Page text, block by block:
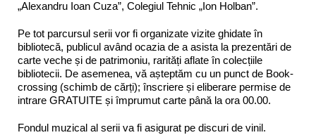
„Alexandru Ioan Cuza”, Colegiul Tehnic „Ion Holban”.
Pe tot parcursul serii vor fi organizate vizite ghidate în
bibliotecă, publicul având ocazia de a asista la prezentări de
carte veche și de patrimoniu, rarități aflate în colecțiile
bibliotecii. De asemenea, vă așteptăm cu un punct de Book-
crossing (schimb de cărți); înscriere și eliberare permise de
intrare GRATUITE și împrumut carte până la ora 00.00.
Fondul muzical al serii va fi asigurat pe discuri de vinil.